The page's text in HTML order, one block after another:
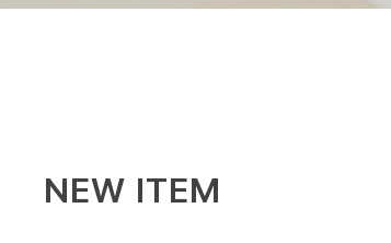
NEW ITEM